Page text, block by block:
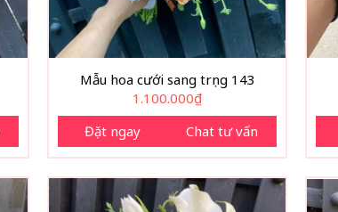
Mẫu hoa cưới sang trọng 143
1.100.000₫
Đặt ngay
Chat tư vấn